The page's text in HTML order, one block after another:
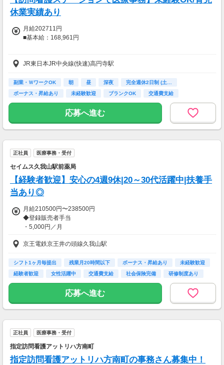
休業実績あり
月給202711円
■基本給：168,961円
【上記給与に別途支給】
■祝日手当：8,202円
■実績手当：0円～22,000円
(事業所売上に連動)】
■時間外手当
◇賞与あり：年2回
・夏冬各120,000円程度
◇昇給あり：年1回
・給与：同条件
・期間：6ヵ月
【交通費】
全額支給
JR東日本JR中央線(快速)高円寺駅
副業・ＷワークOK 朝 昼 深夜
完全週休2日制 (土…
ボーナス・昇給あり
未経験歓迎 ブランクOK 交通費支給
応募へ進む
正社員 医療事務・受付
セイムス久我山駅前薬局
【経験者歓迎】安心の4週9休|20～30代活躍中|扶養手
当あり◎
月給210500円〜238500円
◆登録販売者手当
・5,000円／月
・20,000円／月（管理者要件を満たした方）
◆扶養手当あり
・該当家族を健康保険の扶養にする場合に支給
・子：14,000円
～給与例（30代）～
・月給 23万500円～24万5,750円
京王電鉄京王井の頭線久我山駅
シフト1ヶ月毎提出 残業月20時間以下 ボーナス・昇給あり
未経験歓迎
経験者歓迎
女性活躍中 交通費支給 社会保険完備 研修制度あり
応募へ進む
正社員 医療事務・受付
指定訪問看護アットリハ方南町
指定訪問看護アットリハ方南町の事務さん募集中！